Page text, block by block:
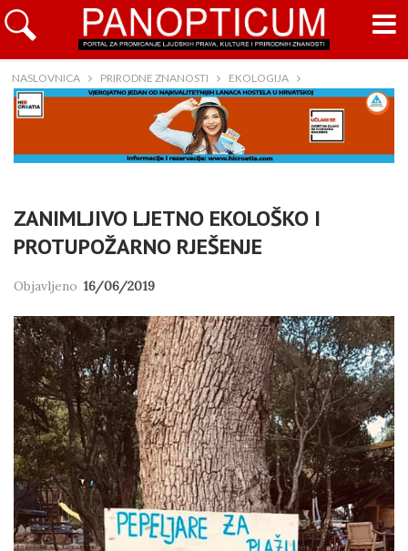
NASLOVNICA PRIRODNE ZNANOSTI EKOLOGIJA
ZANIMLJIVO LJETNO EKOLOŠKO I
PROTUPOŽARNO RJEŠENJE
Objavljeno 16/06/2019